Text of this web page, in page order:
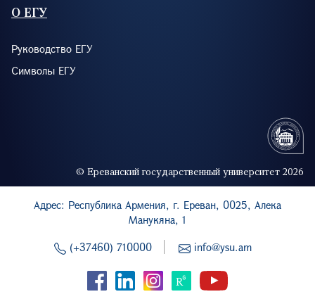
О ЕГУ
Руководство ЕГУ
Символы ЕГУ
© Ереванский государственный университет 2026
Адрес: Республика Армения, г. Ереван, 0025, Алека
Манукяна, 1
(+37460) 710000
info@ysu.am